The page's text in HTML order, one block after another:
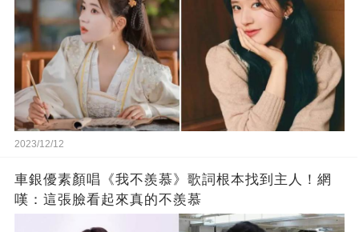
2023/12/12
車銀優素顏唱《我不羨慕》歌詞根本找到主人！網
嘆：這張臉看起來真的不羨慕